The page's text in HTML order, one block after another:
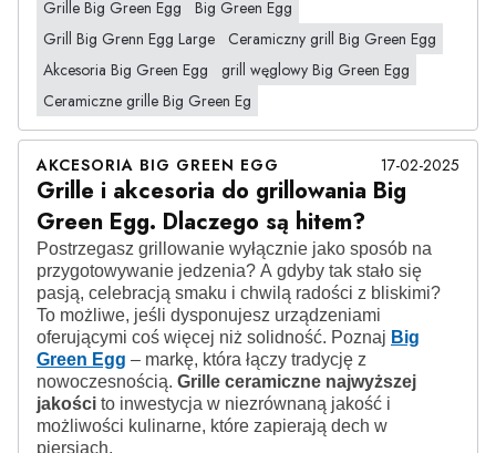
Grille Big Green Egg
Big Green Egg
Grill Big Grenn Egg Large
Ceramiczny grill Big Green Egg
Akcesoria Big Green Egg
grill węglowy Big Green Egg
Ceramiczne grille Big Green Eg
AKCESORIA BIG GREEN EGG 17-02-2025
Grille i akcesoria do grillowania Big
Green Egg. Dlaczego są hitem?
Postrzegasz grillowanie wyłącznie jako sposób na
przygotowywanie jedzenia? A gdyby tak stało się
pasją, celebracją smaku i chwilą radości z bliskimi?
To możliwe, jeśli dysponujesz urządzeniami
oferującymi coś więcej niż solidność. Poznaj Big
Green Egg – markę, która łączy tradycję z
nowoczesnością. Grille ceramiczne najwyższej
jakości to inwestycja w niezrównaną jakość i
możliwości kulinarne, które zapierają dech w
piersiach.